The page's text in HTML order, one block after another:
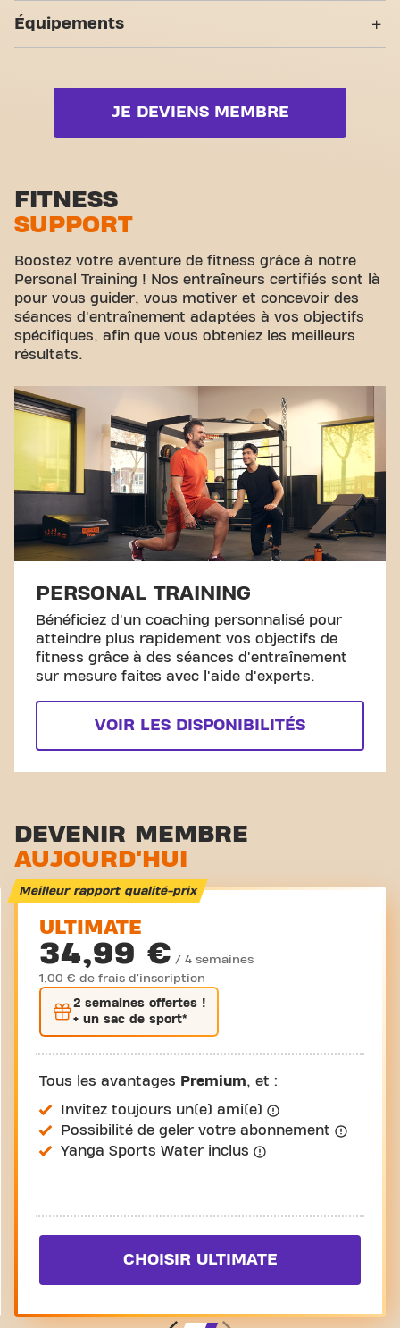
soutenir à chaque étape. Notre salle de sport offre
une grande variété d'équipements, de séances
d'entraînement vidéo et entraînement personnel.
de la communauté que nous avons créé - un
endroit où vous trouverez l'encouragement et le
c'est l'endroit où le fitness et la communauté se
rejoignent.
Équipements
Zone cardio
Zone d'étirement
Cyclisme virtuel
Visite guidée
JE DEVIENS MEMBRE
FITNESS
SUPPORT
Boostez votre aventure de fitness grâce à notre
Personal Training ! Nos entraîneurs certifiés sont là
pour vous guider, vous motiver et concevoir des
séances d'entraînement adaptées à vos objectifs
spécifiques, afin que vous obteniez les meilleurs
résultats.
PERSONAL TRAINING
Bénéficiez d'un coaching personnalisé pour
atteindre plus rapidement vos objectifs de
fitness grâce à des séances d'entraînement
sur mesure faites avec l'aide d'experts.
VOIR LES DISPONIBILITÉS
DEVENIR MEMBRE
AUJOURD'HUI
Meilleur rapport qualité-prix
ULTIMATE
34,99 € / 4 semaines
1,00 € de frais d'inscription
2 semaines offertes !
+ un sac de sport*
Tous les avantages Premium, et :
Invitez toujours un(e) ami(e)
Possibilité de geler votre abonnement
Yanga Sports Water inclus
CHOISIR ULTIMATE